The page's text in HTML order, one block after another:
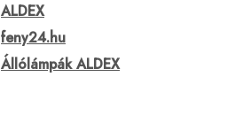
ALDEX
feny24.hu
Állólámpák ALDEX